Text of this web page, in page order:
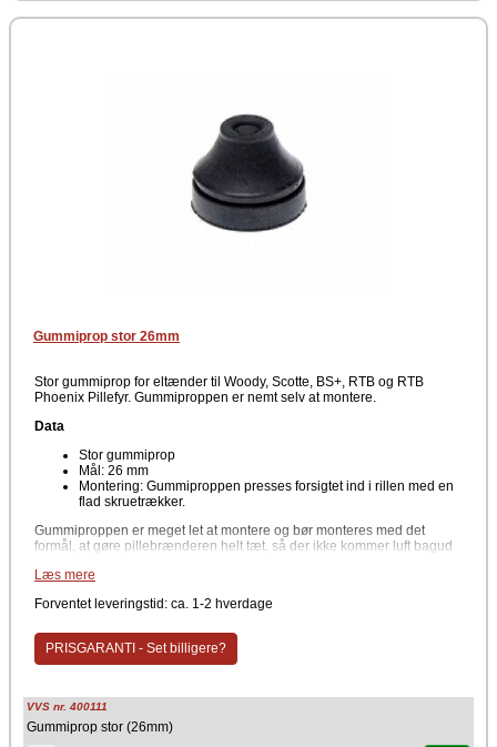
Gummiprop stor 26mm
Stor gummiprop for eltænder til Woody, Scotte, BS+, RTB og RTB
Phoenix Pillefyr. Gummiproppen er nemt selv at montere.
Data
Stor gummiprop
Mål: 26 mm
Montering: Gummiproppen presses forsigtet ind i rillen med en
flad skruetrækker.
Gummiproppen er meget let at montere og bør monteres med det
formål, at gøre pillebrænderen helt tæt, så der ikke kommer luft bagud
Læs mere
Forventet leveringstid: ca. 1-2 hverdage
PRISGARANTI - Set billigere?
VVS nr. 400111
Gummiprop stor (26mm)